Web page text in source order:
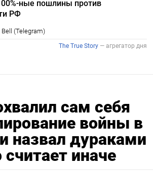
сам себя
войны в
назвал дураками
считает иначе